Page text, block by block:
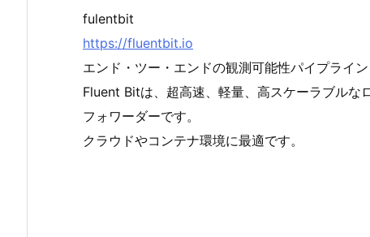
fulentbit
https://fluentbit.io
エンド・ツー・エンドの観測可能性パイプライン
Fluent Bitは、超高速、軽量、高スケーラブルな
フォワーダーです。
クラウドやコンテナ環境に最適です。